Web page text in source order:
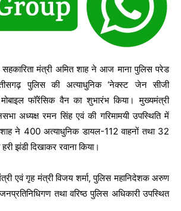
मंत्री अमित शाह ने आज माना पुलिस परेड
पुलिस की अत्याधुनिक ‘नेक्स्ट जेन सीजी
फॉरेंसिक वैन का शुभारंभ किया। मुख्यमंत्री
अध्यक्ष रमन सिंह एवं की गरिमामयी उपस्थिति में
ने 400 अत्याधुनिक डायल-112 वाहनों तथा 32
झंडी दिखाकर रवाना किया।
एवं गृह मंत्री विजय शर्मा, पुलिस महानिदेशक अरुण
तथा वरिष्ठ पुलिस अधिकारी उपस्थित